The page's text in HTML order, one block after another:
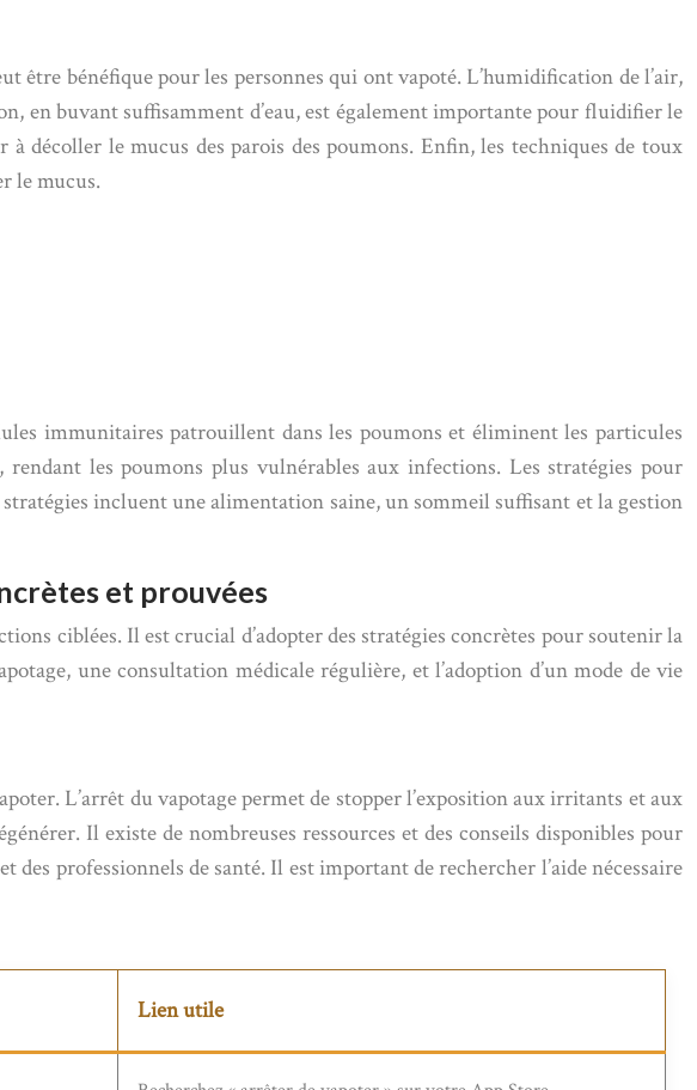
être bénéfique pour les personnes qui ont vapoté. L’humidification de l’air,
en buvant suffisamment d’eau, est également importante pour fluidifier le
décoller le mucus des parois des poumons. Enfin, les techniques de toux
le mucus.
immunitaires patrouillent dans les poumons et éliminent les particules
les poumons plus vulnérables aux infections. Les stratégies pour
incluent une alimentation saine, un sommeil suffisant et la gestion
et prouvées
ciblées. Il est crucial d’adopter des stratégies concrètes pour soutenir la
une consultation médicale régulière, et l’adoption d’un mode de vie
L’arrêt du vapotage permet de stopper l’exposition aux irritants et aux
Il existe de nombreuses ressources et des conseils disponibles pour
professionnels de santé. Il est important de rechercher l’aide nécessaire
Lien utile